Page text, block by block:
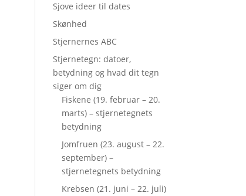
Sjove ideer til dates
Skønhed
Stjernernes ABC
Stjernetegn: datoer,
betydning og hvad dit tegn
siger om dig
Fiskene (19. februar – 20.
marts) – stjernetegnets
betydning
Jomfruen (23. august – 22.
september) –
stjernetegnets betydning
Krebsen (21. juni – 22. juli)